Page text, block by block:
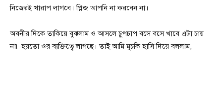
নিজেরই খারাপ লাগবে। প্লিজ আপনি না করবেন না।
অবনীর দিকে তাকিয়ে বুঝলাম ও আসলে চুপচাপ বসে বসে খাবে এটা চায়
না৷ হয়তো ওর ব্যক্তিত্বে লাগছে। তাই আমি মুচকি হাসি দিয়ে বললাম,